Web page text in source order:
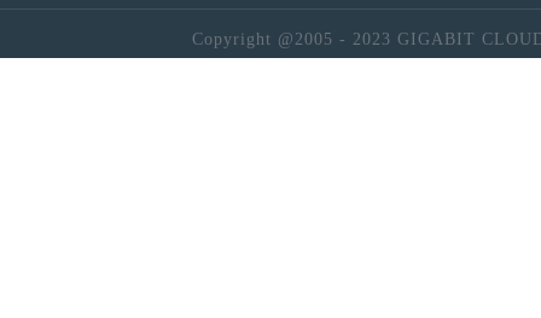
Copyright @2005 - 2023 GIGABIT